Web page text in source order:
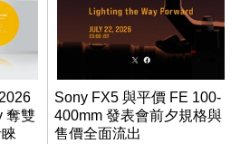
奪雙
Sony FX5 與平價 FE 100-
400mm 發表會前夕規格與
售價全面流出